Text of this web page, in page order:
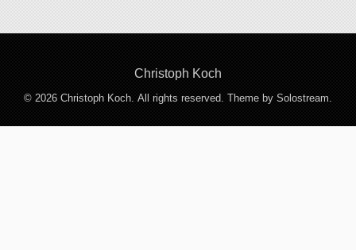
Christoph Koch
© 2026 Christoph Koch. All rights reserved. Theme by Solostream